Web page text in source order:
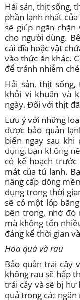
Hải sản, thịt sống,
phần lạnh nhất
sẽ giúp ngăn
cho người dùng.
cái đĩa hoặc vật
vào thức ăn khác.
để tránh nhiễm
Hải sản, thịt
khỏi vi khuẩn và
ngày. Đối với thịt
Lưu ý với những
được bảo quản
biến ngay sau
dụng, bạn không
có kế hoạch trước
mát của tủ lạnh.
năng cấp đông
dụng trong thời
sẽ có một lớp
bên trong, nhờ đó
mà không tốn
đáng kể thời gian
Hoa quả và rau
Bảo quản trái cây
không rau sẽ hấp
trái cây và sẽ bị hư
quả trong các